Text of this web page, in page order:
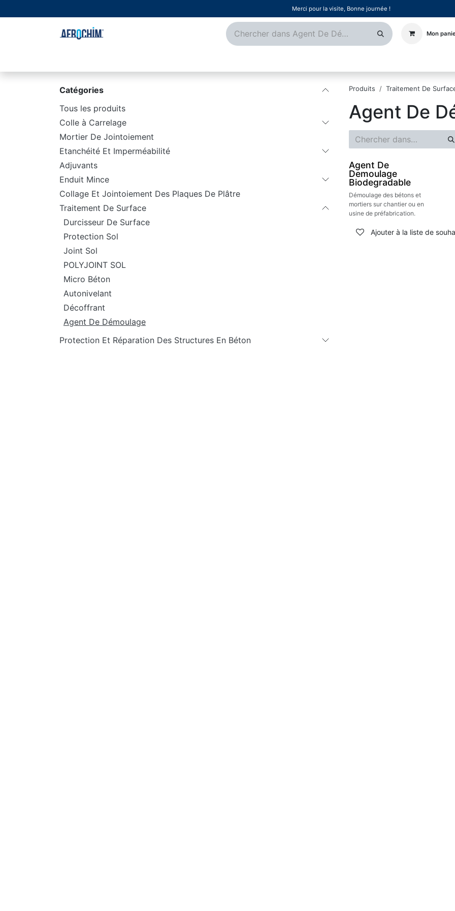
Merci pour la visite, Bonne journée !
Mon
Catégories
Tous les produits
Colle à Carrelage
Mortier De Jointoiement
Etanchéité Et Imperméabilité
Adjuvants
Enduit Mince
Collage Et Jointoiement Des Plaques De Plâtre
Traitement De Surface
Durcisseur De Surface
Protection Sol
Joint Sol
POLYJOINT SOL
Micro Béton
Autonivelant
Décoffrant
Agent De Démoulage
Protection Et Réparation Des Structures En Béton
Produits Traitement De
Agent De
Agent De
Demoulage
Biodegradable
Démoulage des bétons et
mortiers sur chantier ou en
usine de préfabrication.
Ajouter à la liste de